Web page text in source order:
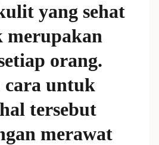
yang sehat
merupakan
orang.
cara untuk
tersebut
merawat